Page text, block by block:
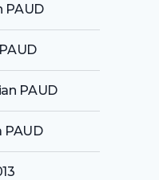
PAUD
PAUD
PAUD